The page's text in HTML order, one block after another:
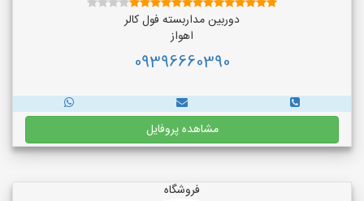
دوربین مداربسته فول کالر
اهواز
09396660390
مشاهده پروفایل
فروشگاه